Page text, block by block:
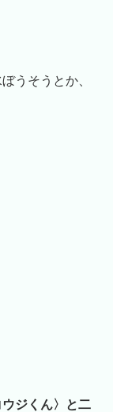
うそうとか、
ジくん〉と二